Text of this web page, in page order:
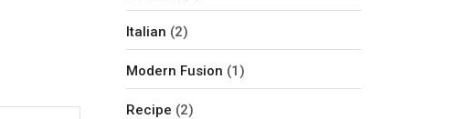
Italian (2)
Modern Fusion (1)
Recipe (2)